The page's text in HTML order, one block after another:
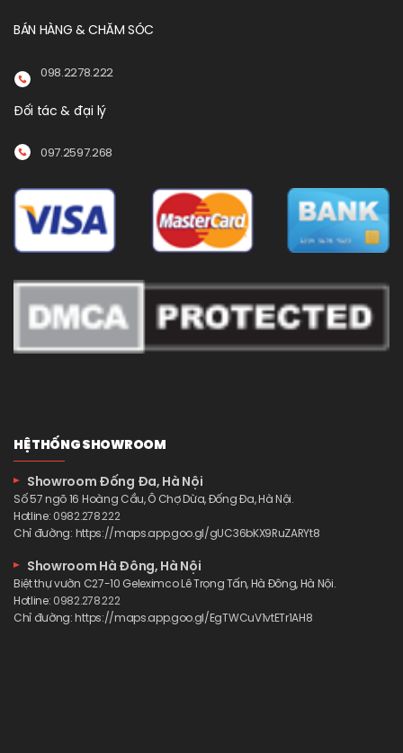
BÁN HÀNG & CHĂM SÓC
098.2278.222
Đối tác & đại lý
097.2597.268
HỆ THỐNG SHOWROOM
Showroom Đống Đa, Hà Nội
Số 57 ngõ 16 Hoàng Cầu, Ô Chợ Dừa, Đống Đa, Hà Nội.
Hotline: 0982.278.222
Chỉ đường: https://maps.app.goo.gl/gUC36bKX9RuZARYt8
Showroom Hà Đông, Hà Nội
Biệt thự vườn C27-10 Geleximco Lê Trọng Tấn, Hà Đông, Hà Nội.
Hotline: 0982.278.222
Chỉ đường:https://maps.app.goo.gl/EgTWCuV1vtETr1AH8